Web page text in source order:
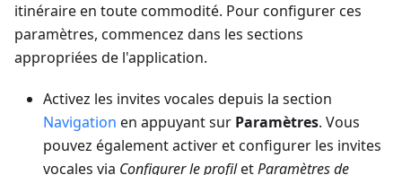
itinéraire en toute commodité. Pour configurer ces
paramètres, commencez dans les sections
appropriées de l'application.
Activez les invites vocales depuis la section
Navigation en appuyant sur Paramètres. Vous
pouvez également activer et configurer les invites
vocales via Configurer le profiletParamètres de